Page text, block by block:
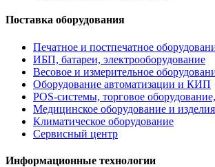
Поставка оборудования
Печатное и постпечатное
ИБП, батареи, электрооборудование
Весовое и измерительное
Оборудование автоматизации и КИП
POS-системы, торговое
Медицинское оборудование и изделия
Климатическое оборудование
Сервисный центр
Информационные технологии